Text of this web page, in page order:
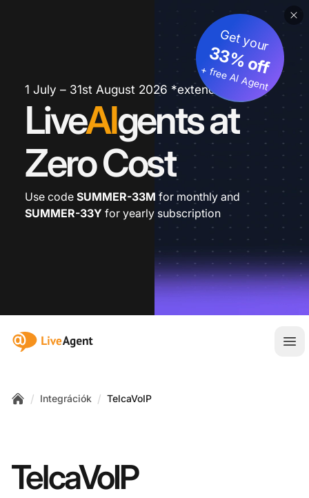
1 July – 31st August 2026 *extended
LiveAIgents at
Zero Cost
Get your
33% off
+ free AI Agent
Use code SUMMER-33M for monthly and
SUMMER-33Y for yearly subscription
:site.title
/ Integrációk / TelcaVoIP
TelcaVoIP